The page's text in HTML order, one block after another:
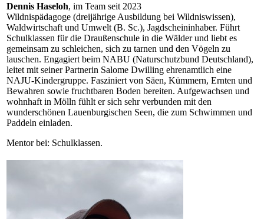
Dennis Haseloh, im Team seit 2023
Wildnispädagoge (dreijährige Ausbildung bei Wildniswissen),
Waldwirtschaft und Umwelt (B. Sc.), Jagdscheininhaber. Führt
Schulklassen für die Draußenschule in die Wälder und liebt es
gemeinsam zu schleichen, sich zu tarnen und den Vögeln zu
lauschen. Engagiert beim NABU (Naturschutzbund Deutschland),
leitet mit seiner Partnerin Salome Dwilling ehrenamtlich eine
NAJU-Kindergruppe. Fasziniert von Säen, Kümmern, Ernten und
Bewahren sowie fruchtbaren Boden bereiten. Aufgewachsen und
wohnhaft in Mölln fühlt er sich sehr verbunden mit den
wunderschönen Lauenburgischen Seen, die zum Schwimmen und
Paddeln einladen.
Mentor bei: Schulklassen.